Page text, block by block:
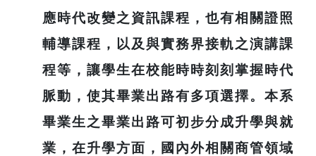
應時代改變之資訊課程，也有相關證照
輔導課程，以及與實務界接軌之演講課
程等，讓學生在校能時時刻刻掌握時代
脈動，使其畢業出路有多項選擇。本系
畢業生之畢業出路可初步分成升學與就
業，在升學方面，國內外相關商管領域